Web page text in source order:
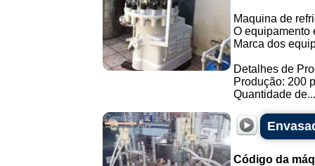
Maquina de
O equipamento
Marca dos
Detalhes de
Produção: 200
Quantidade de...
Código da